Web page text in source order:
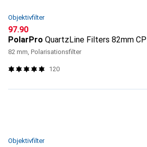
Objektivfilter
CHF
97.90
PolarPro QuartzLine Filters 82mm CP
82 mm, Polarisationsfilter
120
Objektivfilter